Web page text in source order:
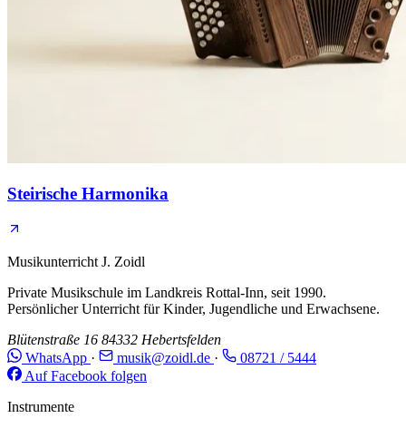
Steirische Harmonika
Musikunterricht J. Zoidl
Private Musikschule im Landkreis Rottal-Inn, seit 1990.
Persönlicher Unterricht für Kinder, Jugendliche und Erwachsene.
Blütenstraße 16 84332 Hebertsfelden
WhatsApp · musik@zoidl.de ·
08721 / 5444
Auf Facebook folgen
Instrumente